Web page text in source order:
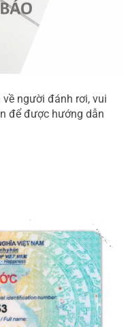
người đánh rơi, vui
để được hướng dẫn